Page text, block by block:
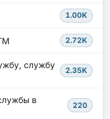
1.00K
2.72K
службу
2.35K
в
220